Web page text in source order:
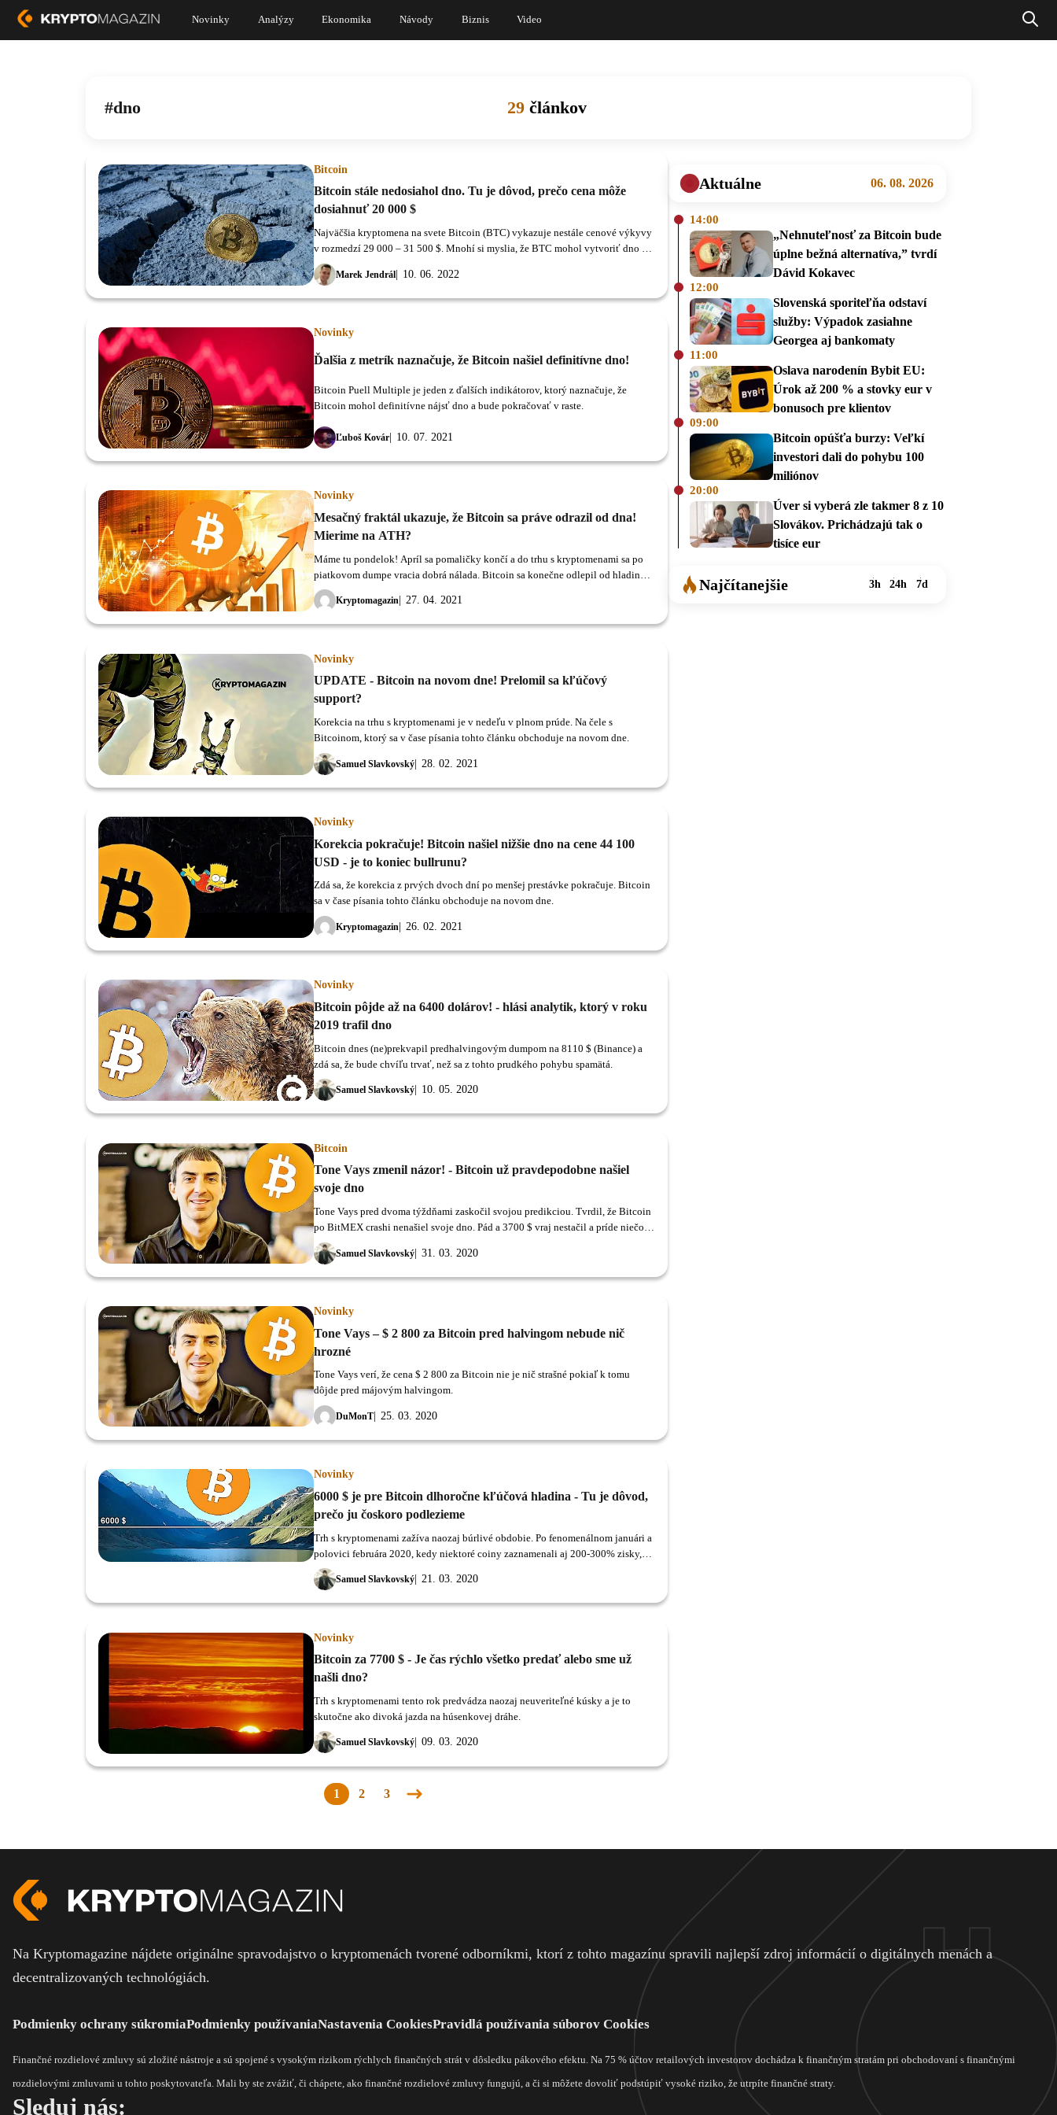
Novinky Analýzy Ekonomika Návody Biznis Video
dno 29 článkov
Bitcoin
Bitcoin stále nedosiahol dno. Tu je dôvod, prečo cena môže
dosiahnuť 20 000 $
Marek Jendrál 10. 06. 2022
Najväčšia kryptomena na svete Bitcoin (BTC) vykazuje nestále cenové výkyvy
v rozmedzí 29 000 – 31 500 $. Mnohí si myslia, že BTC mohol vytvoriť dno na
úrovni 29 000 $, no nemusí to tak byť.
Novinky
Ďalšia z metrík naznačuje, že Bitcoin našiel definitívne dno!
Ľuboš Kovár 10. 07. 2021
Bitcoin Puell Multiple je jeden z ďalších indikátorov, ktorý naznačuje, že
Bitcoin mohol definitívne nájsť dno a bude pokračovať v raste.
Novinky
Mesačný fraktál ukazuje, že Bitcoin sa práve odrazil od dna!
Mierime na ATH?
Kryptomagazin 27. 04. 2021
Máme tu pondelok! Apríl sa pomaličky končí a do trhu s kryptomenami sa po
piatkovom dumpe vracia dobrá nálada. Bitcoin sa konečne odlepil od hladiny
50 000 dolárov a vydal sa otestoval najbližší support.
Novinky
UPDATE - Bitcoin na novom dne! Prelomil sa kľúčový
support?
Samuel Slavkovský 28. 02. 2021
Korekcia na trhu s kryptomenami je v nedeľu v plnom prúde. Na čele s
Bitcoinom, ktorý sa v čase písania tohto článku obchoduje na novom dne.
Novinky
Korekcia pokračuje! Bitcoin našiel nižšie dno na cene 44 100
USD - je to koniec bullrunu?
Kryptomagazin 26. 02. 2021
Zdá sa, že korekcia z prvých dvoch dní po menšej prestávke pokračuje. Bitcoin
sa v čase písania tohto článku obchoduje na novom dne.
Novinky
Bitcoin pôjde až na 6400 dolárov! - hlási analytik, ktorý v roku
2019 trafil dno
Samuel Slavkovský 10. 05. 2020
Bitcoin dnes (ne)prekvapil predhalvingovým dumpom na 8110 $ (Binance) a
zdá sa, že bude chvíľu trvať, než sa z tohto prudkého pohybu spamätá.
Bitcoin
Tone Vays zmenil názor! - Bitcoin už pravdepodobne našiel
svoje dno
Samuel Slavkovský 31. 03. 2020
Tone Vays pred dvoma týždňami zaskočil svojou predikciou. Tvrdil, že Bitcoin
po BitMEX crashi nenašiel svoje dno. Pád a 3700 $ vraj nestačil a príde niečo
horšie.
Novinky
Tone Vays – $ 2 800 za Bitcoin pred halvingom nebude nič
hrozné
DuMonT 25. 03. 2020
Tone Vays verí, že cena $ 2 800 za Bitcoin nie je nič strašné pokiaľ k tomu
dôjde pred májovým halvingom.
Novinky
6000 $ je pre Bitcoin dlhoročne kľúčová hladina - Tu je dôvod,
prečo ju čoskoro podlezieme
Samuel Slavkovský 21. 03. 2020
Trh s kryptomenami zažíva naozaj búrlivé obdobie. Po fenomenálnom januári a
polovici februára 2020, kedy niektoré coiny zaznamenali aj 200-300% zisky,
však začali padať akciové trhy po celom svete a panika bohužiaľ zasiahla aj
krypto.
Novinky
Bitcoin za 7700 $ - Je čas rýchlo všetko predať alebo sme už
našli dno?
Samuel Slavkovský 09. 03. 2020
Trh s kryptomenami tento rok predvádza naozaj neuveriteľné kúsky a je to
skutočne ako divoká jazda na húsenkovej dráhe.
1 2
3
Aktuálne 06. 08. 2026
14:00
„Nehnuteľnosť za Bitcoin bude
úplne bežná alternatíva,” tvrdí
Dávid Kokavec
12:00
Slovenská sporiteľňa odstaví
služby: Výpadok zasiahne
Georgea aj bankomaty
11:00
Oslava narodenín Bybit EU:
Úrok až 200 % a stovky eur v
bonusoch pre klientov
09:00
Bitcoin opúšťa burzy: Veľkí
investori dali do pohybu 100
miliónov
20:00
Úver si vyberá zle takmer 8 z 10
Slovákov. Prichádzajú tak o
tisíce eur
Najčítanejšie 3h 24h 7d
Na Kryptomagazine nájdete originálne spravodajstvo o kryptomenách tvorené odborníkmi, ktorí z tohto magazínu spravili najlepší zdroj informácií o digitálnych menách a
decentralizovaných technológiách.
Podmienky ochrany súkromiaPodmienky používaniaNastavenia CookiesPravidlá používania súborov Cookies
Finančné rozdielové zmluvy sú zložité nástroje a sú spojené s vysokým rizikom rýchlych finančných strát v dôsledku pákového efektu. Na 75 % účtov retailových investorov dochádza k finančným stratám pri obchodovaní s finančnými
rozdielovými zmluvami u tohto poskytovateľa. Mali by ste zvážiť, či chápete, ako finančné rozdielové zmluvy fungujú, a či si môžete dovoliť podstúpiť vysoké riziko, že utrpíte finančné straty.
Sleduj nás: